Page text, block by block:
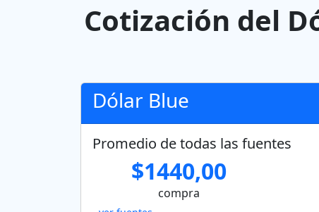
Cotización del
Dólar Blue
Promedio de todas las fuentes
$1440,00
compra